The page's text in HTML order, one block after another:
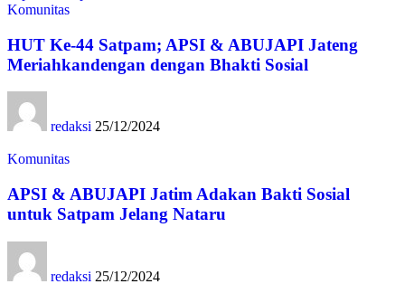
Komunitas
HUT Ke-44 Satpam; APSI & ABUJAPI Jateng
Meriahkandengan dengan Bhakti Sosial
redaksi 25/12/2024
Komunitas
APSI & ABUJAPI Jatim Adakan Bakti Sosial
untuk Satpam Jelang Nataru
redaksi 25/12/2024